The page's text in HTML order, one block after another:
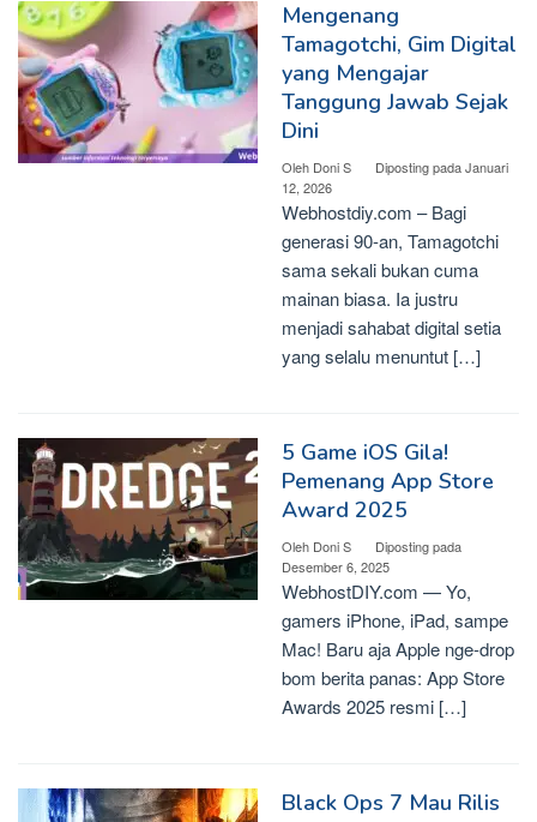
Mengenang
Tamagotchi, Gim Digital
yang Mengajar
Tanggung Jawab Sejak
Dini
Oleh Doni S Diposting padaJanuari
12, 2026
Webhostdiy.com – Bagi
generasi 90-an, Tamagotchi
sama sekali bukan cuma
mainan biasa. Ia justru
menjadi sahabat digital setia
yang selalu menuntut […]
5 Game iOS Gila!
Pemenang App Store
Award 2025
Oleh Doni S
Diposting pada
Desember 6, 2025
WebhostDIY.com — Yo,
gamers iPhone, iPad, sampe
Mac! Baru aja Apple nge-drop
bom berita panas: App Store
Awards 2025 resmi […]
Black Ops 7 Mau Rilis